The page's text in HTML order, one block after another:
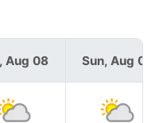
Aug 08 Sun, Aug 09